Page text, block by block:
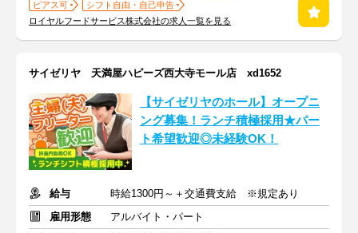
ピアス可
シフト自由・自己申告
ロイヤルフードサービス株式会社の求人一覧を見る
サイゼリヤ 天満屋ハピーズ西大寺モール店 xd1652
【サイゼリヤのホール】オープニ
ング募集！ランチ積極採用★パー
ト希望歓迎◎未経験OK！
給与
時給1300円～＋交通費支給 ※規定あり
雇用形態
アルバイト・パート